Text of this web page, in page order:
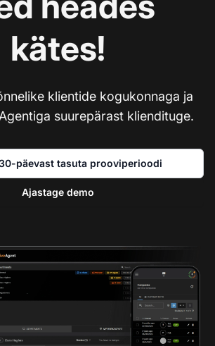
kätes!
klientide kogukonnaga ja
suurepärast kliendituge.
päevast tasuta prooviperioodi
Ajastage demo